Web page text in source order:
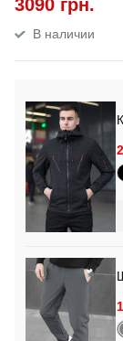
3090 грн.
В наличии